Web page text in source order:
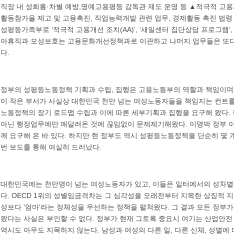
직장 내 성희롱·차별 예방,명예고용평등 감독관 제도 운영 등 ▲적극적 고
활동참가율 제고 및 고용촉진, 직업능력개발 관련 업무, 경제활동 촉진 법
성평등가족부로 ‘적극적 고용개선 조치(AA)’, ‘새일센터 집단상담 프로그램
아휴직과 모성보호는 고용문화개선정책과로 이관하고 나머지 업무들은 또
다.
정부의 성평등노동정책 기획과 수립, 집행은 고용노동부의 역할과 책임이
이 작은 부서가 사실상 대한민국 천만 넘는 여성노동자들을 책임지는 컨트
노동정책의 장기 로드맵 수립과 이에 따른 세부기획과 집행을 요구해 왔다
아닌 행정업무에만 매달려온 것에 끊임없이 문제제기해왔다. 이명박 정부
께 요구해 온 바 있다. 하지만 현 정부도 역시 성평등노동정책을 단순히 몇
번 보도를 통해 여실히 드러났다.
대한민국에는 천만명이 넘는 여성노동자가 있고, 이들은 일터에서의 성차
다. OECD 1위의 성별임금격차는 그 심각성을 오래전부터 지목한 상징적
성보다 '엄마'라는 정체성을 우선하는 정책을 펼쳐왔다. 그 결과 모든 정부
왔다는 사실은 부인할 수 없다. 정부가 현재 그토록 중요시 여기는 산업안
역시도 아무도 지목하지 않는다. 남성과 여성의 다른 일, 다른 신체, 성별에